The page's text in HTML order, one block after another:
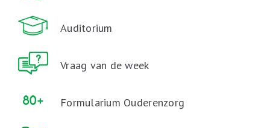
Auditorium
Vraag van de week
Formularium Ouderenzorg